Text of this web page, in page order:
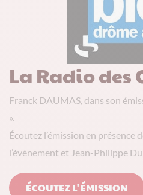
La Radio des
Franck DAUMAS, dans son
».
Écoutez l’émission en présence
l’évènement et Jean-Philippe
ÉCOUTEZ L'ÉMISSION